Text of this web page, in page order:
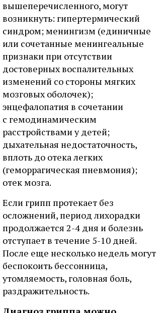
вышеперечисленного, могут
возникнуть: гипертермический
синдром; менингизм (единичные
или сочетанные менингеальные
признаки при отсутствии
достоверных воспалительных
изменений со стороны мягких
мозговых оболочек);
энцефалопатия в сочетании
с гемодинамическим
расстройствами у детей;
дыхательная недостаточность,
вплоть до отека легких
(геморрагическая пневмония);
отек мозга.
Если грипп протекает без
осложнений, период лихорадки
продолжается 2-4 дня и болезнь
отступает в течение 5-10 дней.
После еще несколько недель могут
беспокоить бессонница,
утомляемость, головная боль,
раздражительность.